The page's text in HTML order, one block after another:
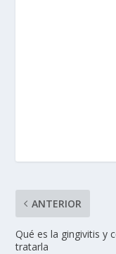
ANTERIOR
Qué es la gingivitis y
tratarla